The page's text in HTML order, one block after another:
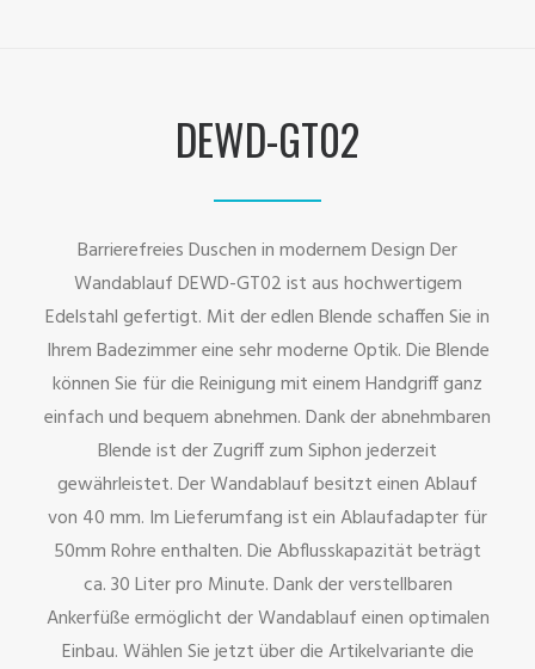
DEWD-GT02
Barrierefreies Duschen in modernem Design Der
Wandablauf DEWD-GT02 ist aus hochwertigem
Edelstahl gefertigt. Mit der edlen Blende schaffen Sie in
Ihrem Badezimmer eine sehr moderne Optik. Die Blende
können Sie für die Reinigung mit einem Handgriff ganz
einfach und bequem abnehmen. Dank der abnehmbaren
Blende ist der Zugriff zum Siphon jederzeit
gewährleistet. Der Wandablauf besitzt einen Ablauf
von 40 mm. Im Lieferumfang ist ein Ablaufadapter für
50mm Rohre enthalten. Die Abflusskapazität beträgt
ca. 30 Liter pro Minute. Dank der verstellbaren
Ankerfüße ermöglicht der Wandablauf einen optimalen
Einbau. Wählen Sie jetzt über die Artikelvariante die